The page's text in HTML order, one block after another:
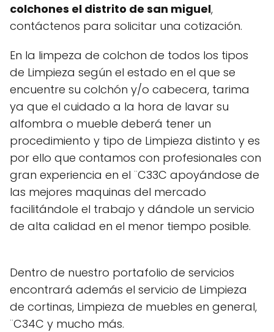
colchones el distrito de san miguel,
contáctenos para solicitar una cotización.
En la limpeza de colchon de todos los tipos
de Limpieza según el estado en el que se
encuentre su colchón y/o cabecera, tarima
ya que el cuidado a la hora de lavar su
alfombra o mueble deberá tener un
procedimiento y tipo de Limpieza distinto y es
por ello que contamos con profesionales con
gran experiencia en el ¨C33C apoyándose de
las mejores maquinas del mercado
facilitándole el trabajo y dándole un servicio
de alta calidad en el menor tiempo posible.
Dentro de nuestro portafolio de servicios
encontrará además el servicio de Limpieza
de cortinas, Limpieza de muebles en general,
¨C34C y mucho más.